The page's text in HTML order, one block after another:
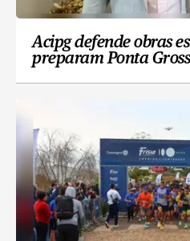
Acipg defende obras
preparam Ponta